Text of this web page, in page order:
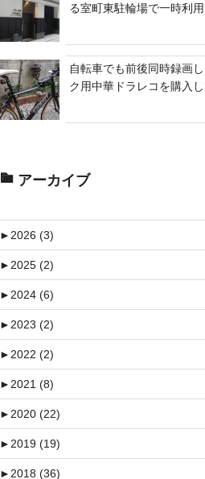
る室町東駐輪場で一時利用
自転車でも前後同時録画
ク用中華ドラレコを購入
アーカイブ
►2026 (3)
►2025 (2)
►2024 (6)
►2023 (2)
►2022 (2)
►2021 (8)
►2020 (22)
►2019 (19)
►2018 (36)